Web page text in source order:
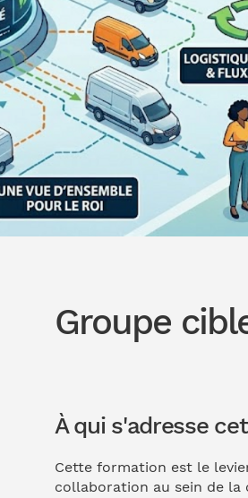
Groupe
À qui s'adresse
Cette formation est le
collaboration au sein de la